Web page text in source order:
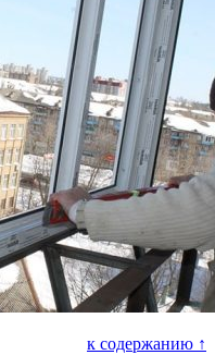
к содержанию ↑